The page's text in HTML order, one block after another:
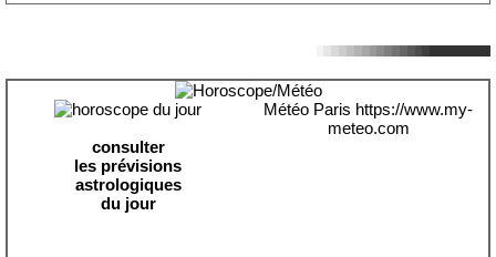
consulter
les prévisions
astrologiques
du jour
Météo Paris https://www.my-
meteo.com